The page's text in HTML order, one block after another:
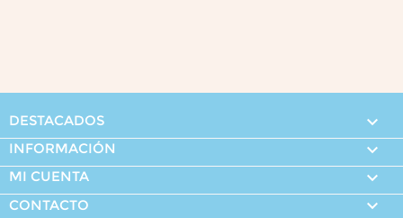
DESTACADOS 
INFORMACIÓN 
MI CUENTA 
CONTACTO 